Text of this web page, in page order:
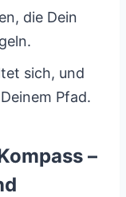
die Dein
sich, und
Pfad.
–